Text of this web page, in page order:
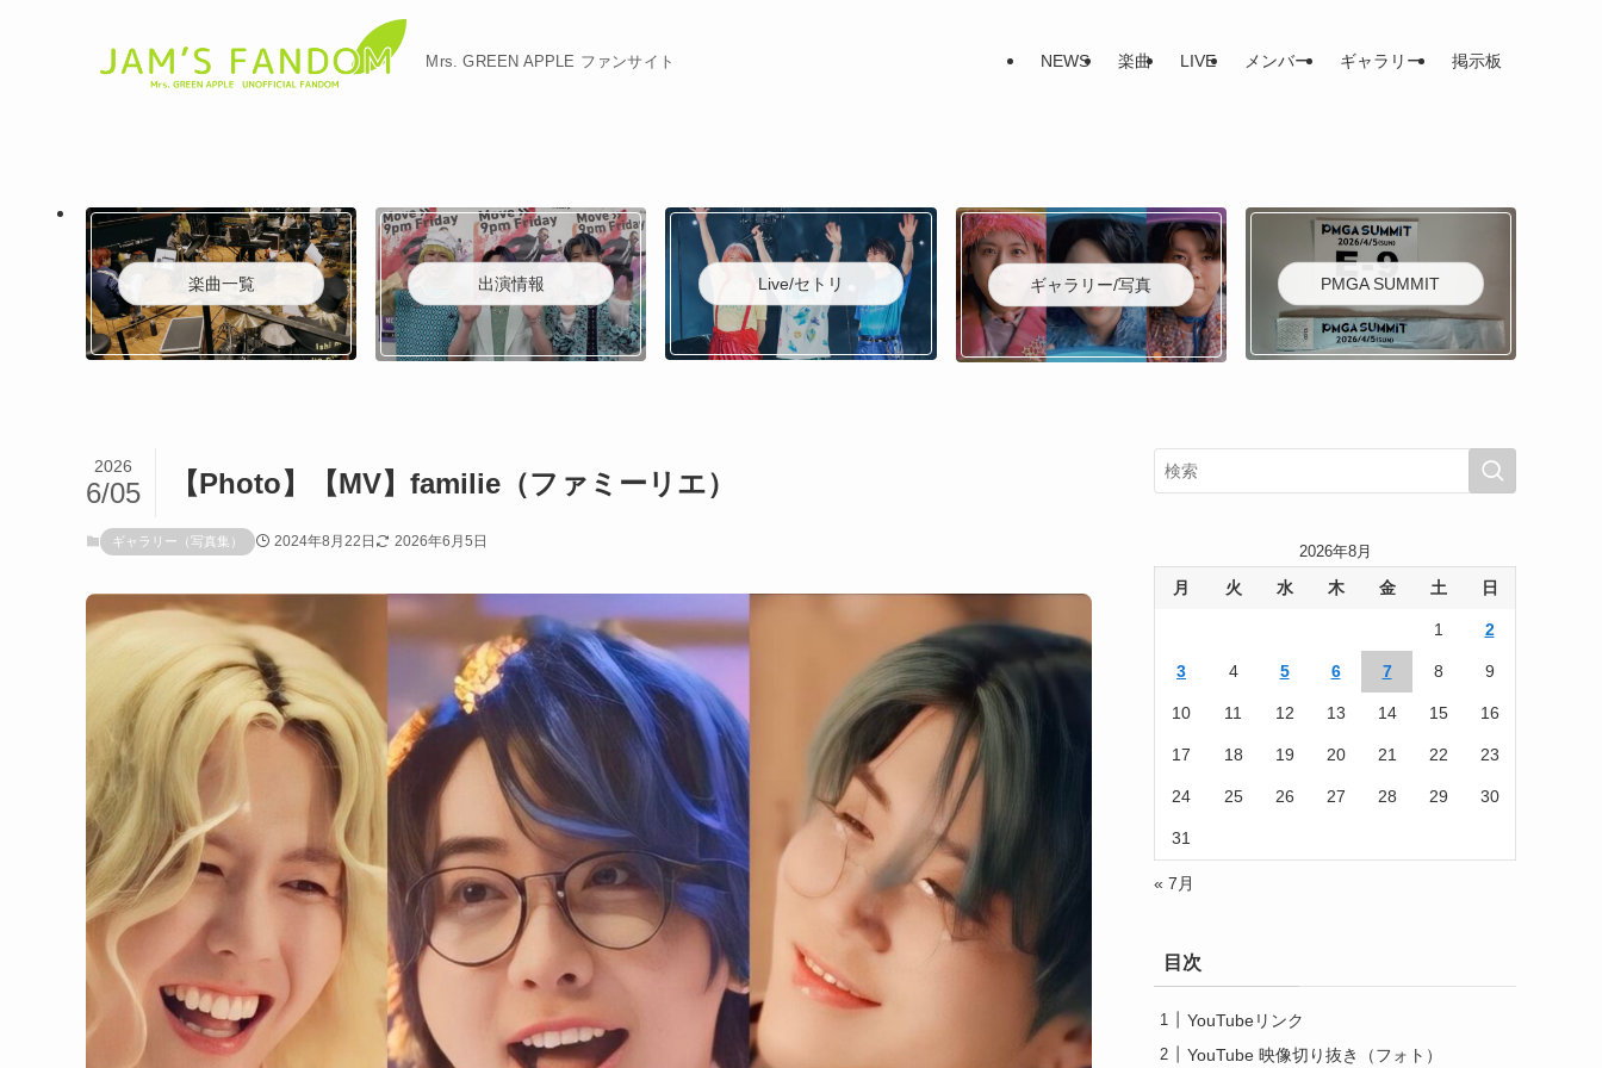
Mrs. GREEN APPLE ファンサイト NEWS 楽曲 LIVE メンバー ギャラリー 掲示板
楽曲一覧 出演情報 Live/セトリ ギャラリー/写真 PMGA SUMMIT
【Photo】【MV】familie（ファミーリエ）
2026
6/05
ギャラリー（写真集） 2024年8月22日 2026年6月5日
2026年8月
月 火 水 木 金 土 日
1 2
3 4 5 6 7 8 9
10 11 12 13 14 15 16
17 18 19 20 21 22 23
24 25 26 27 28 29 30
31
« 7月
目次
YouTubeリンク
YouTube 映像切り抜き（フォト）